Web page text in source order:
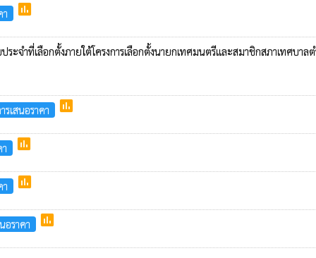
poll
ะจำที่เลือกตั้งภายใต้โครงการเลือกตั้งนายกเทศมนตรีและสมาชิกสภาเทศบาล
เสนอราคา poll
poll
poll
อราคา poll